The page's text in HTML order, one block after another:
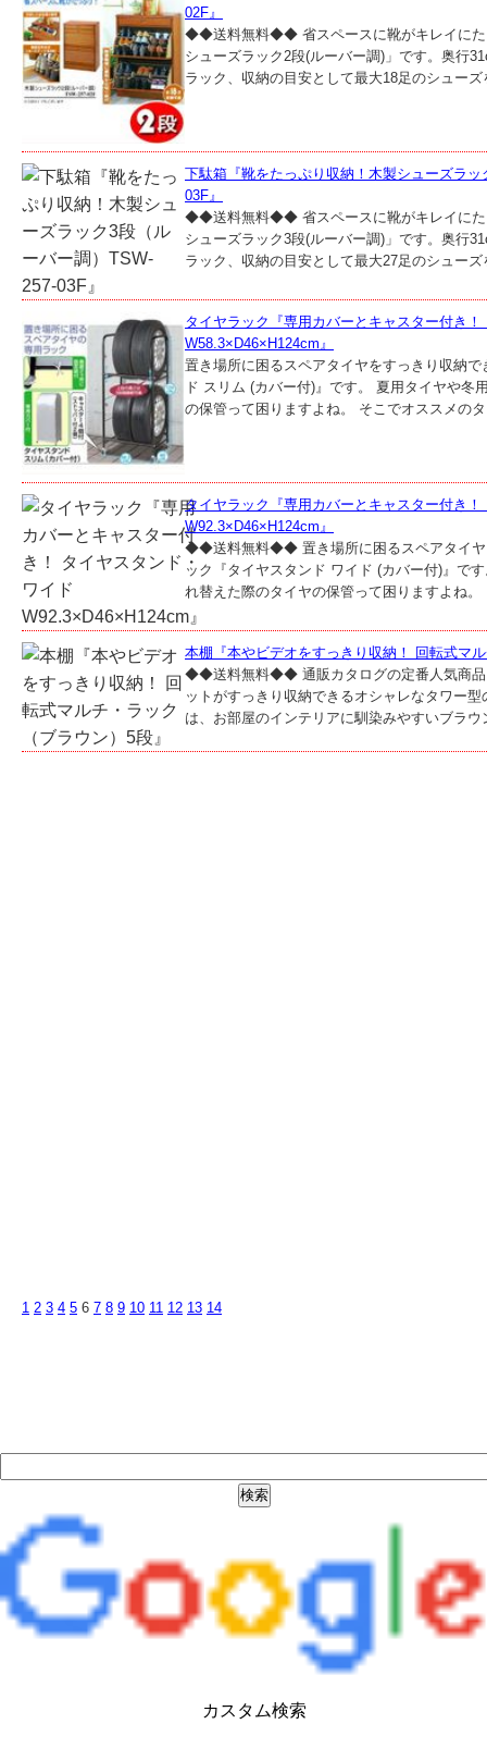
02F』
◆◆送料無料◆◆ 省スペースに靴がキレイにた
シューズラック2段(ルーバー調)」です。奥行
ラック、収納の目安として最大18足のシュー
下駄箱『靴をたっぷり収納！木製シューズラ
03F』
◆◆送料無料◆◆ 省スペースに靴がキレイにた
シューズラック3段(ルーバー調)」です。奥行
ラック、収納の目安として最大27足のシュー
タイヤラック『専用カバーとキャスター付き
W58.3×D46×H124cm』
置き場所に困るスペアタイヤをすっきり収納
ド スリム (カバー付)』です。 夏用タイヤや冬
の保管って困りますよね。 そこでオススメの
タイヤラック『専用カバーとキャスター付き
W92.3×D46×H124cm』
◆◆送料無料◆◆ 置き場所に困るスペアタイヤ
ック『タイヤスタンド ワイド (カバー付)』で
れ替えた際のタイヤの保管って困りますよね
本棚『本やビデオをすっきり収納！ 回転式マ
◆◆送料無料◆◆ 通販カタログの定番人気商品
ットがすっきり収納できるオシャレなタワー
は、お部屋のインテリアに馴染みやすいブラ
1 2 3 4 5 6 7 8 9 10 11 12 13 14
カスタム検索